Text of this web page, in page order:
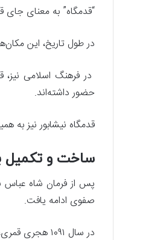
“قدمگاه” به معنای جای
در طول تاریخ، این
در فرهنگ اسلامی
حضور داشته‌اند.
قدمگاه نیشابور نیز
ساخت و تکمیل
پس از فرمان شاه
صفوی ادامه یافت.
در سال ۱۰۹۱ هجری قمری، بقعه قدمگاه به همراه بنای حمام و امور جدول‌کشی باغ تکمیل شد.